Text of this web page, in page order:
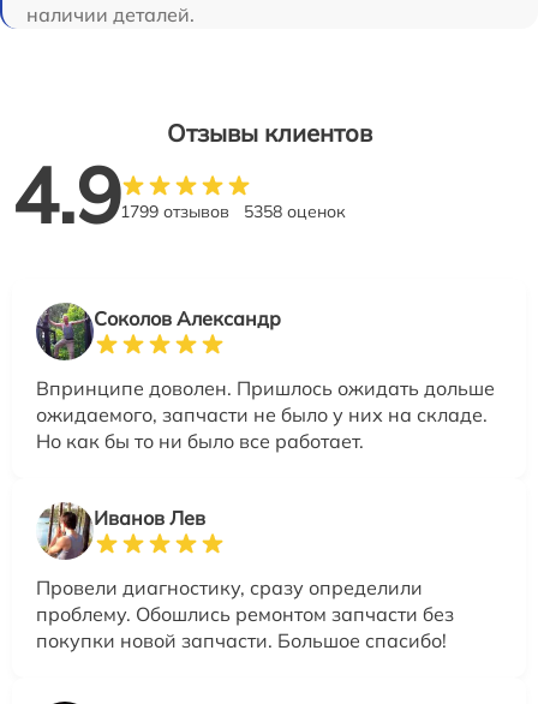
наличии деталей.
Отзывы клиентов
4.91799 отзывов 5358 оценок
Соколов Александр
Впринципе доволен. Пришлось ожидать дольше
ожидаемого, запчасти не было у них на складе.
Но как бы то ни было все работает.
Иванов Лев
Провели диагностику, сразу определили
проблему. Обошлись ремонтом запчасти без
покупки новой запчасти. Большое спасибо!